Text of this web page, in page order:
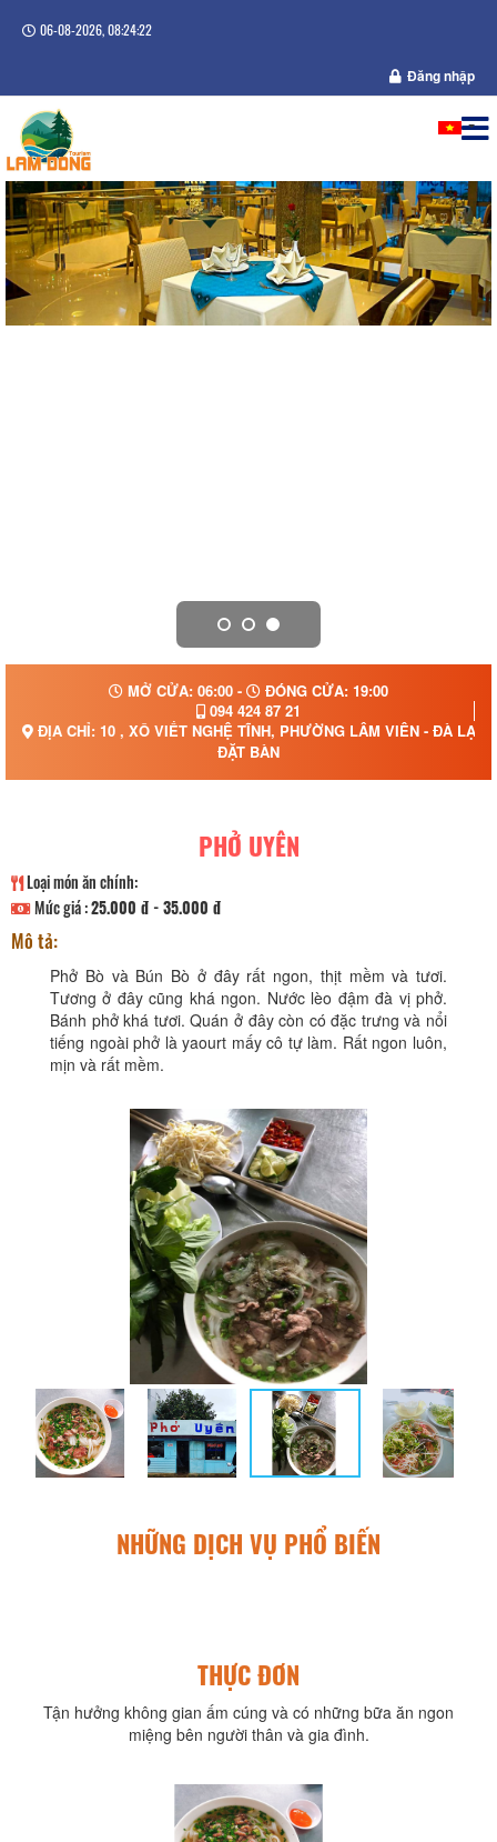
06-08-2026, 08:24:22
Đăng nhập
MỞ CỬA: 06:00 -
ĐÓNG CỬA: 19:00
094 424 87 21
ĐỊA CHỈ: 10 , XÔ VIẾT NGHỆ TĨNH, PHƯỜNG LÂM VIÊN - ĐÀ LẠT,
ĐẶT BÀN
PHỞ UYÊN
Loại món ăn chính:
Mức giá :25.000 đ - 35.000 đ
Mô tả:
Phở Bò và Bún Bò ở đây rất ngon, thịt mềm và tươi.
Tương ở đây cũng khá ngon. Nước lèo đậm đà vị phở.
Bánh phở khá tươi. Quán ở đây còn có đặc trưng và nổi
tiếng ngoài phở là yaourt mấy cô tự làm. Rất ngon luôn,
mịn và rất mềm.
NHỮNG DỊCH VỤ PHỔ BIẾN
THỰC ĐƠN
Tận hưởng không gian ấm cúng và có những bữa ăn ngon
miệng bên người thân và gia đình.